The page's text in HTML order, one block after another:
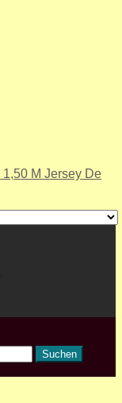
1,50 M Jersey De
Suchen